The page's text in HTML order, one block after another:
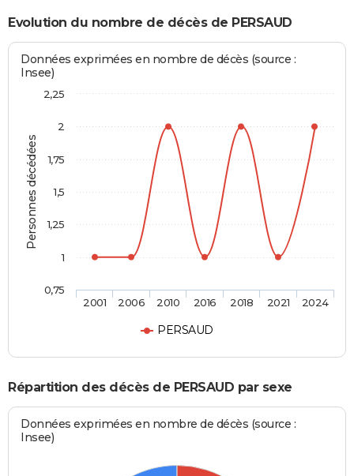
Evolution du nombre de décès de PERSAUD
Personnes décédées
Données exprimées en nombre de décès (source :
Insee)
PERSAUD
2001 2006 2010 2016 2018 2021 2024
0,75
1
1,25
1,5
1,75
2
2,25
Répartition des décès de PERSAUD par sexe
Données exprimées en nombre de décès (source :
Insee)